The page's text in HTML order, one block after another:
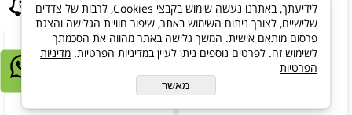
לידיעתך, באתרנו נעשה שימוש בקבצי Cookies, לרבות של צדדים
שלישיים, לצורך ניתוח השימוש באתר, שיפור חוויית הגלישה והצגת
פרסום מותאם אישית. המשך גלישה באתר מהווה את הסכמתך
לשימוש זה. לפרטים נוספים ניתן לעיין במדיניות הפרטיות. מדיניות
הפרטיות
מאשר